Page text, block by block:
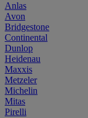
Anlas
Avon
Bridgestone
Continental
Dunlop
Heidenau
Maxxis
Metzeler
Michelin
Mitas
Pirelli